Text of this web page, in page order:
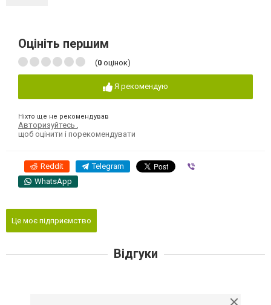
Оцініть першим
(0 оцінок)
Я рекомендую
Ніхто ще не рекомендував
Авторизуйтесь
щоб оцінити і порекомендувати
Reddit Telegram
WhatsApp
Це моє підприємство
Відгуки